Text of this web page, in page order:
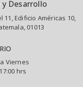
Desarrollo
11, Edificio Américas 10,
01013
Viernes
hrs